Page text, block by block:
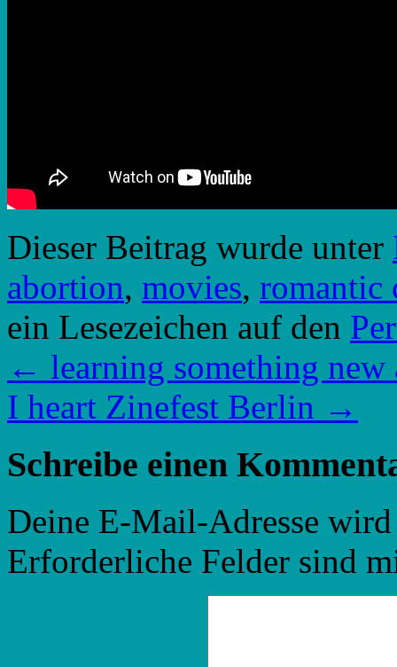
Dieser Beitrag wurde unter
abortion, movies, romantic
ein Lesezeichen auf den
← learning something
I heart Zinefest Berlin →
Schreibe einen
Deine E-Mail-Adresse
Erforderliche Felder sind